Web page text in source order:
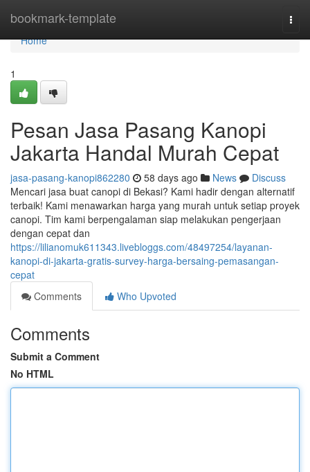
bookmark-template
Home
Home
1
Pesan Jasa Pasang Kanopi
Jakarta Handal Murah Cepat
jasa-pasang-kanopi862280 58 days ago News
Discuss
Mencari jasa buat canopi di Bekasi? Kami hadir dengan alternatif
terbaik! Kami menawarkan harga yang murah untuk setiap proyek
canopi. Tim kami berpengalaman siap melakukan pengerjaan
dengan cepat dan
https://lilianomuk611343.livebloggs.com/48497254/layanan-
kanopi-di-jakarta-gratis-survey-harga-bersaing-pemasangan-
cepat
Comments
Who Upvoted
Comments
Submit a Comment
No HTML